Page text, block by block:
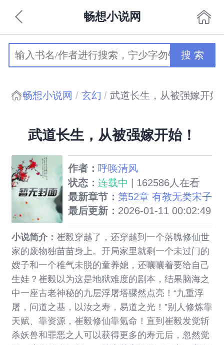
畅想小说网
搜 索
畅想小说网 玄幻 武道长生，从被强嫁开始
武道长生，从被强嫁开始！
作者： 呼唤清风
状态：连载中 | 162586人在看
最新章节：第52章 有教无类宋子
巍入场
最后更新： 2026-01-11 00:02:49
小说简介： 崔毅穿越了，还穿越到一个落魄修仙世
家的废物独苗苗身上。开局家里就剩一个未过门的
嫂子和一个稚气未脱的童养媳，还嚷嚷着要给自己
生娃？崔毅以为这是地狱难度的剧本，结果脑海之
中一座古老神秘的九层浮屠塔骤然点亮！“九重浮
屠，问道之基，以汝之寿，易道之光！”别人修炼靠
天赋、靠资源，崔毅修仙靠氪命！直到崔毅发觉斩
杀妖兽和罪恶之人可以获得更多的寿元后，忽然觉